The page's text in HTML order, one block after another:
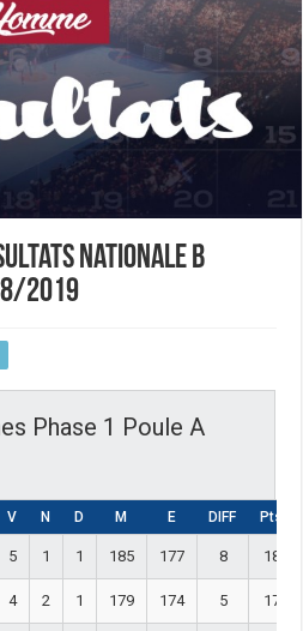
nationale B
2019
Phase 1 Poule A
V N D M E DIFF Pts
5 1 1 185 177 8 18
4 2 1 179 174 5 17